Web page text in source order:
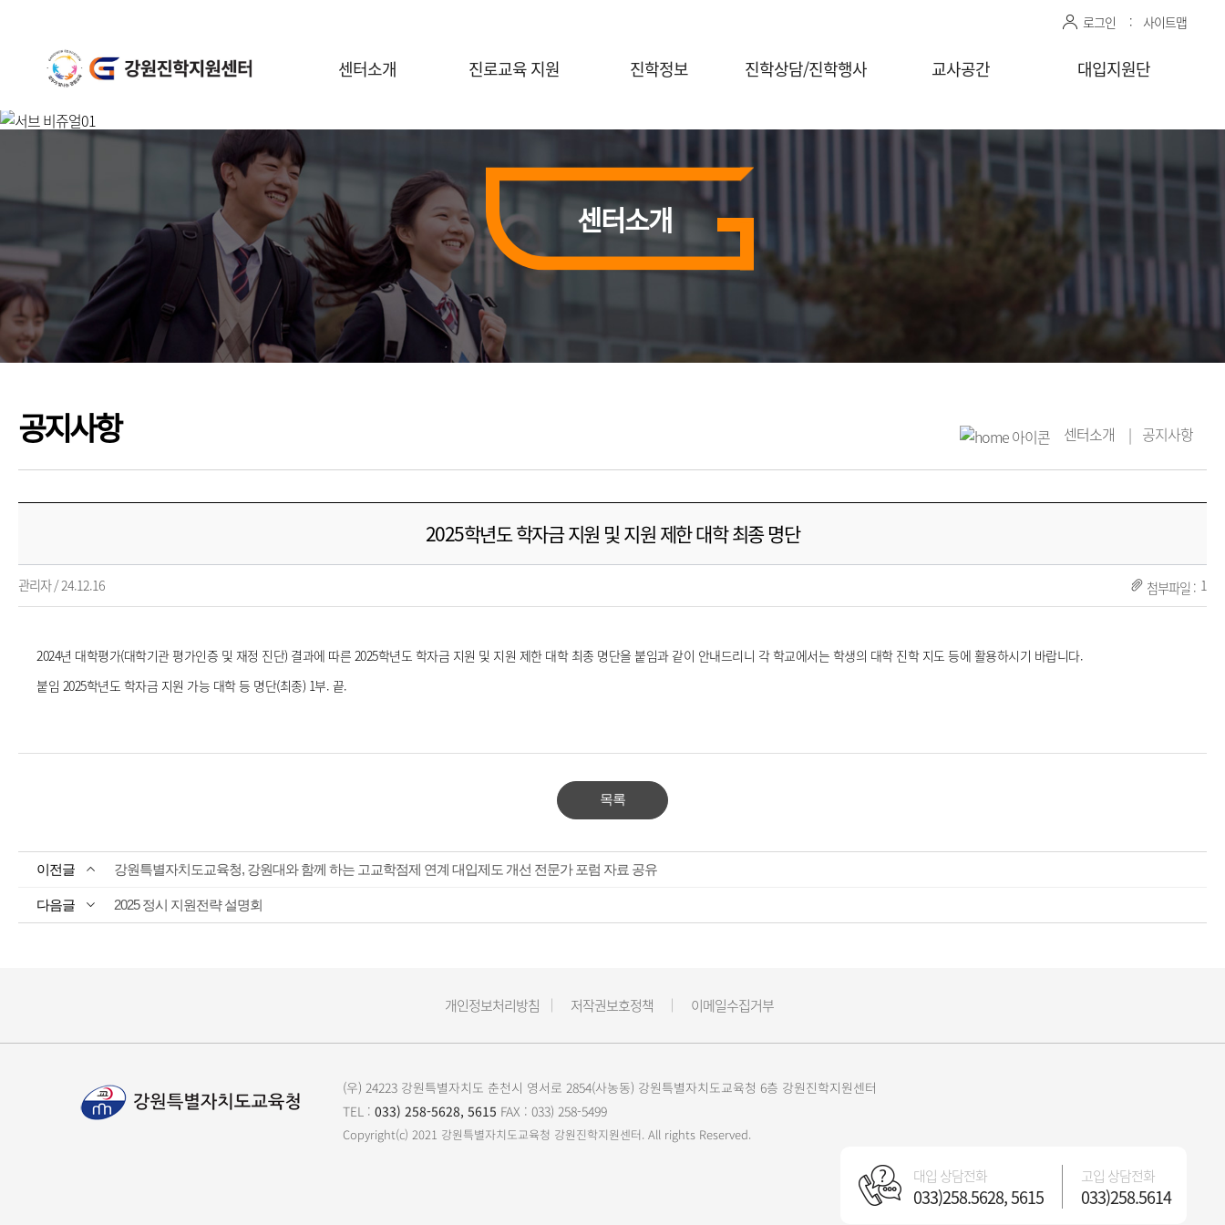
로그인 사이트맵
센터소개
센터안내
진로교육 지원
진로체험 프로그램 안내
대학연계 진로선택
홍보자료실
전공콘서트
행사신청(진로체험)
의학계열 전공탐색
진학정보
대입정보
대학별 정보
진학상담/진학행사
진학전문지원관 상담신청
대교협 진학상담교사
교사공간
센터자료실
공유자료실
상담/면접 요청
(학교)
대입지원단
진학상담 지원 관리
모의면접 지원 관리
센터소개
공지사항 센터소개 공지사항
2025학년도 학자금 지원 및 지원 제한 대학 최종 명단
관리자 / 24.12.16 1
2024년 대학평가(대학기관 평가인증 및 재정 진단) 결과에 따른 2025학년도 학자금 지원 및 지원 제한 대학 최종 명단을 붙임과 같이 안내드리니 각 학교에서는 학생의 대학 진학 지도 등에 활용하시기 바랍니다.
붙임 2025학년도 학자금 지원 가능 대학 등 명단(최종) 1부. 끝.
목록
강원특별자치도교육청, 강원대와 함께 하는 고교학점제 연계 대입제도 개선 전문가 포럼 자료 공유
2025 정시 지원전략 설명회
개인정보처리방침 저작권보호정책 이메일수집거부
(우) 24223 강원특별자치도 춘천시 영서로 2854(사농동) 강원특별자치도교육청 6층 강원진학지원센터
TEL :033) 258-5628, 5615 FAX : 033) 258-5499
Copyright(c) 2021 강원특별자치도교육청 강원진학지원센터. All rights Reserved.
대입 상담전화
033)258.5628, 5615
고입 상담전화
033)258.5614